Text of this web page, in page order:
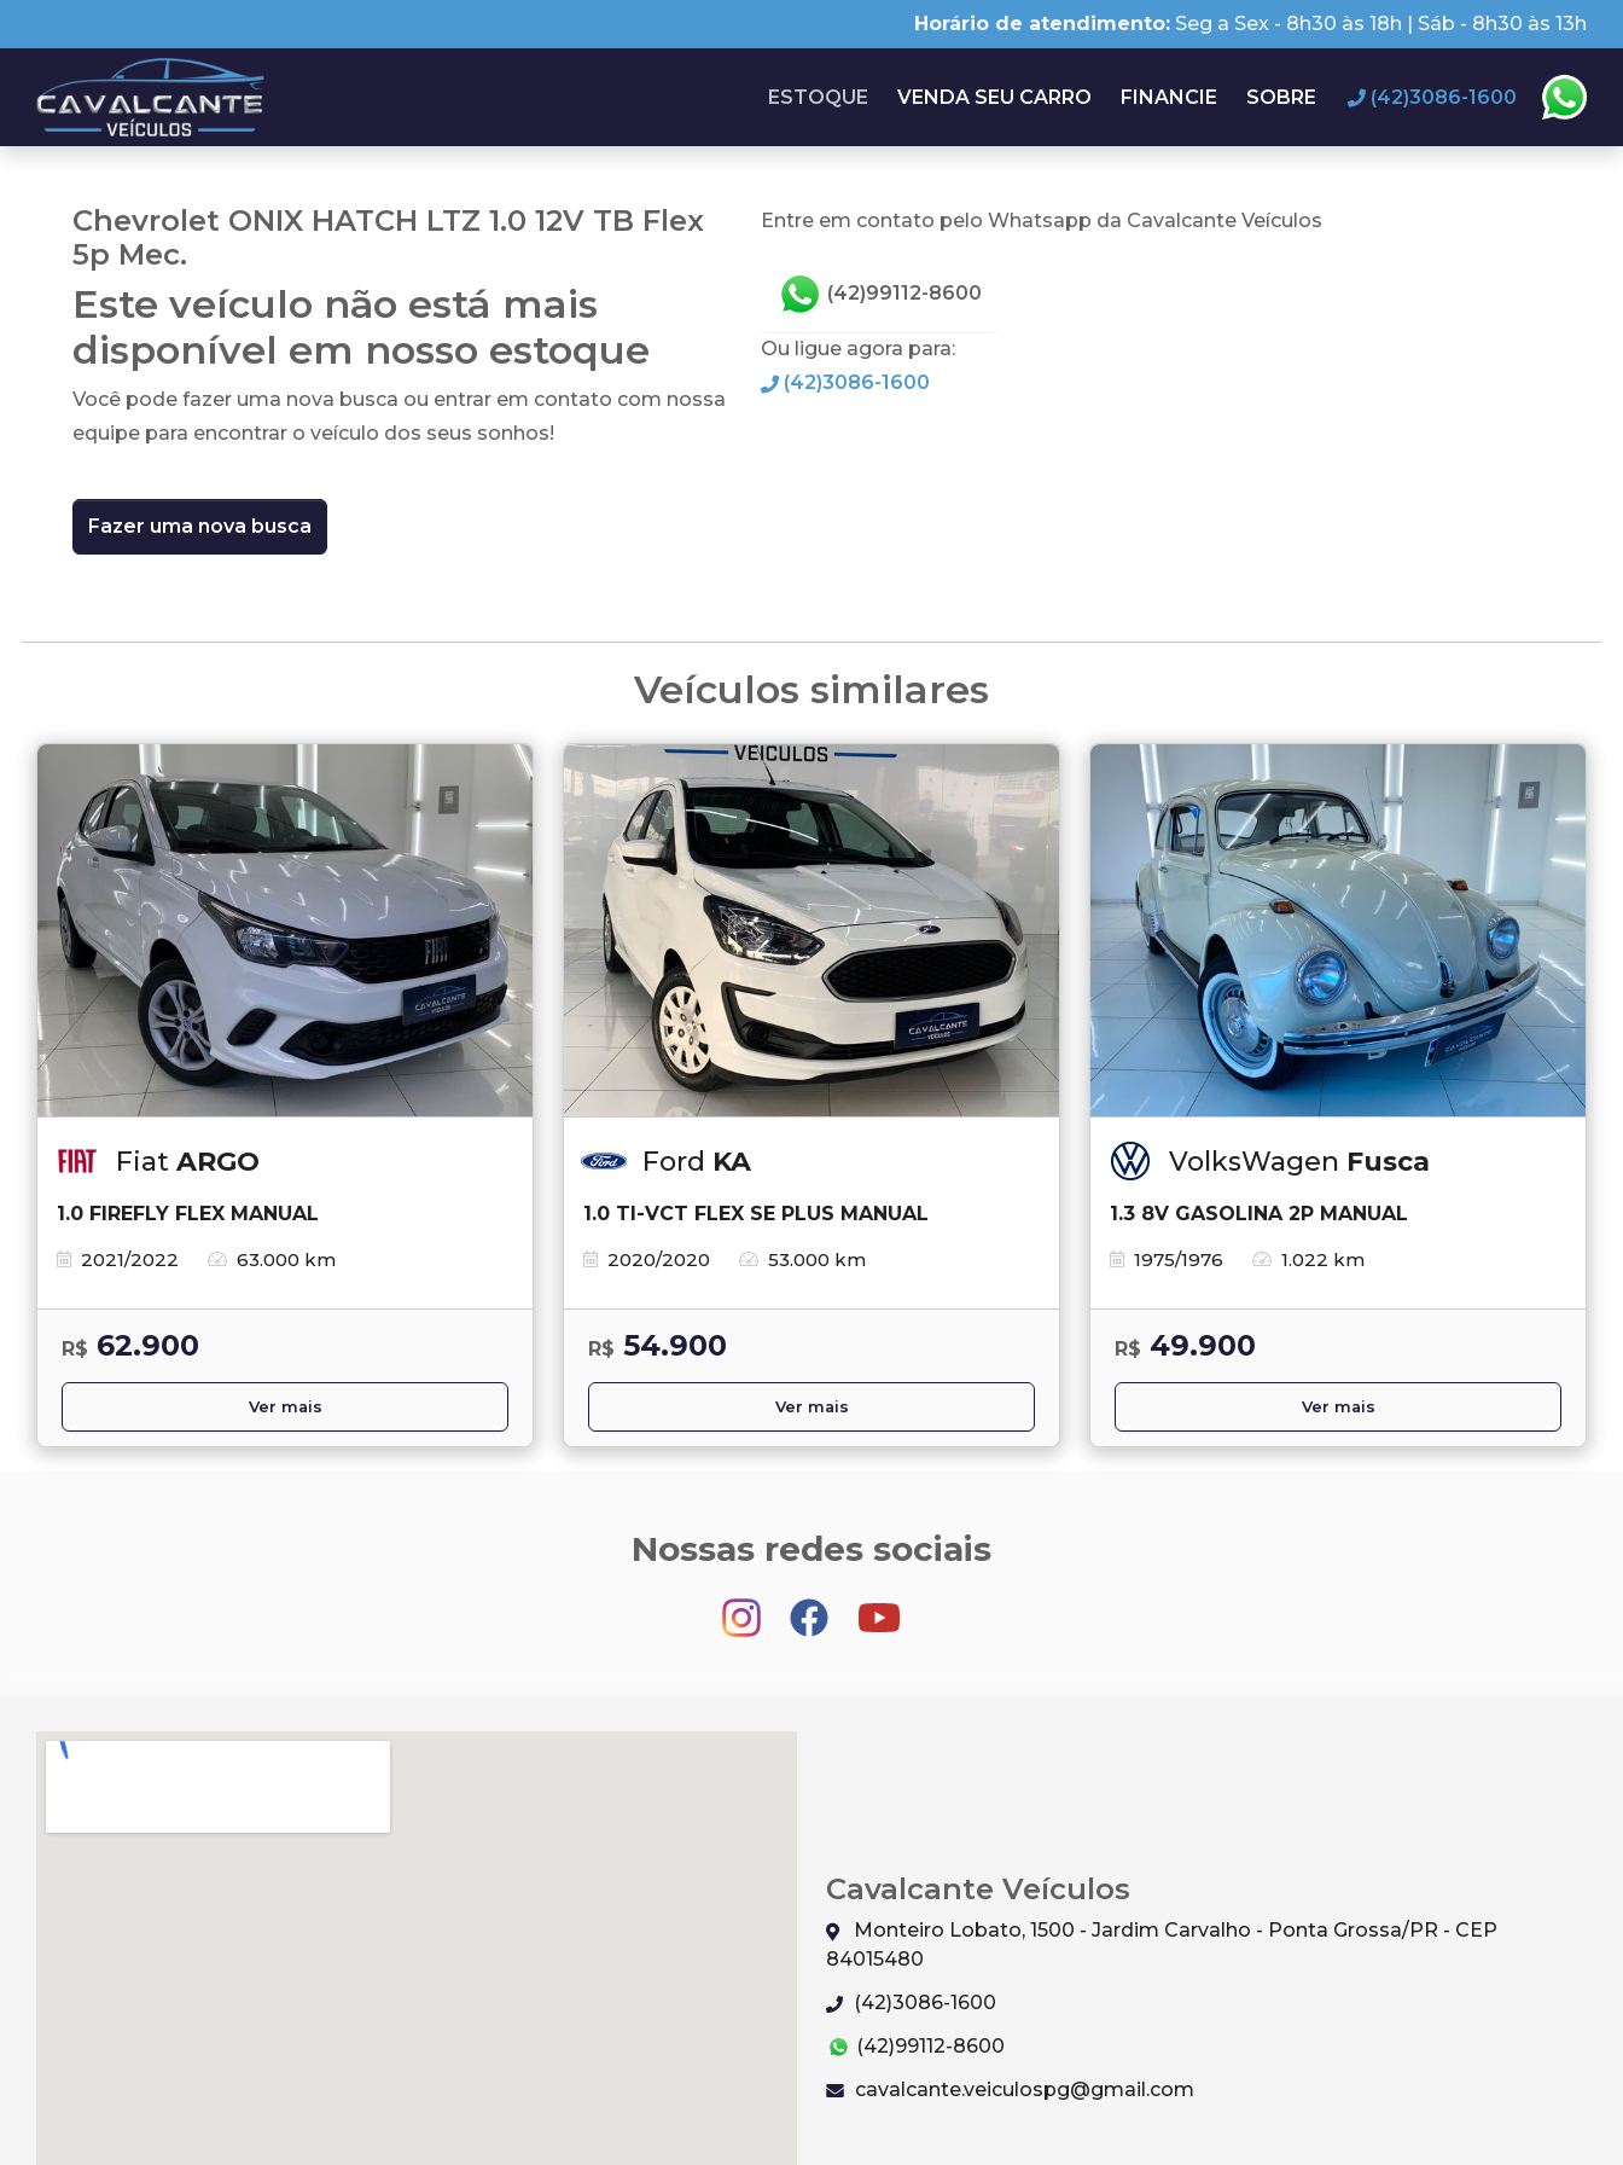
Horário de atendimento: Seg a Sex - 8h30 às 18h | Sáb - 8h30 às 13h
ESTOQUE VENDA SEU CARRO FINANCIE SOBRE (42)3086-1600
Chevrolet ONIX HATCH LTZ 1.0 12V TB Flex
5p Mec.
Este veículo não está mais
disponível em nosso estoque
Você pode fazer uma nova busca ou entrar em contato com nossa
equipe para encontrar o veículo dos seus sonhos!
Fazer uma nova busca
Entre em contato pelo Whatsapp da Cavalcante Veículos
(42)99112-8600
Ou ligue agora para:
(42)3086-1600
Veículos similares
Fiat ARGO
1.0 FIREFLY FLEX MANUAL
2021/2022
63.000 km
R$ 62.900
Ver mais
Ford KA
1.0 TI-VCT FLEX SE PLUS MANUAL
2020/2020
53.000 km
R$ 54.900
Ver mais
VolksWagen Fusca
1.3 8V GASOLINA 2P MANUAL
1975/1976
1.022 km
R$ 49.900
Ver mais
Nossas redes sociais
Cavalcante Veículos
Monteiro Lobato, 1500 - Jardim Carvalho - Ponta Grossa/PR - CEP
84015480
(42)3086-1600
(42)99112-8600
cavalcante.veiculospg@gmail.com